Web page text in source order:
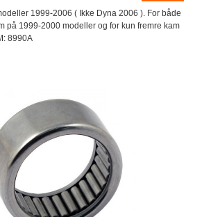
1999-2006 ( Ikke Dyna 2006 ). For både
på 1999-2000 modeller og for kun fremre kam
8990A